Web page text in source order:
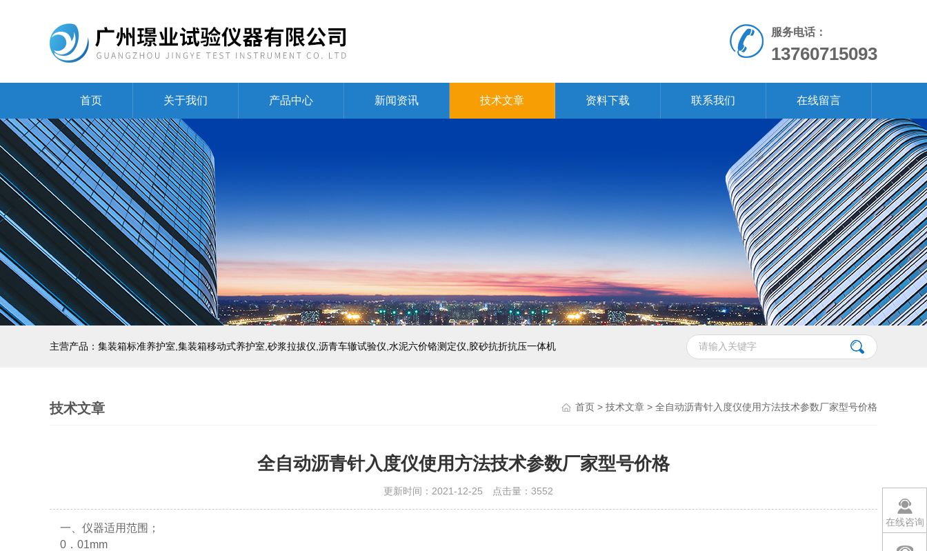
服务电话：
13760715093
首页 关于我们 产品中心 新闻资讯 技术文章 资料下载 联系我们 在线留言
主营产品：集装箱标准养护室,集装箱移动式养护室,砂浆拉拔仪,沥青车辙试验仪,水泥六价铬测定仪,胶砂抗折抗压一体机
技术文章 首页 > 技术文章 > 全自动沥青针入度仪使用方法技术参数厂家型号价格
全自动沥青针入度仪使用方法技术参数厂家型号价格
更新时间：2021-12-25 点击量： 3552
一、仪器适用范围；
0．01mm
在线咨询